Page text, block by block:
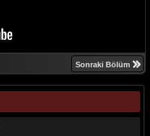
Sonraki Bölüm